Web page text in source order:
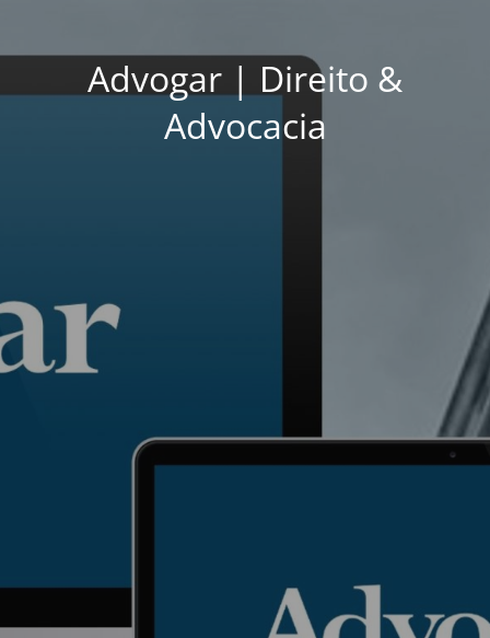
Advogar | Direito &
Advocacia